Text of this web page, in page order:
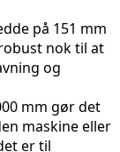
på 151 mm
nok til at
og
mm gør det
maskine eller
er til